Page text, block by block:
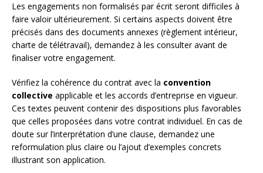
Les engagements non formalisés par écrit seront difficiles à
faire valoir ultérieurement. Si certains aspects doivent être
précisés dans des documents annexes (règlement intérieur,
charte de télétravail), demandez à les consulter avant de
finaliser votre engagement.
Vérifiez la cohérence du contrat avec la convention
collective applicable et les accords d’entreprise en vigueur.
Ces textes peuvent contenir des dispositions plus favorables
que celles proposées dans votre contrat individuel. En cas de
doute sur l’interprétation d’une clause, demandez une
reformulation plus claire ou l’ajout d’exemples concrets
illustrant son application.